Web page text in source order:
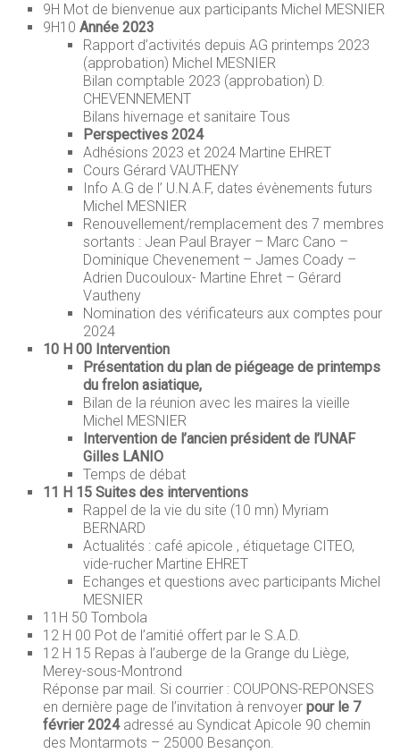
9H Mot de bienvenue aux participants Michel MESNIER
9H10Année 2023
Rapport d’activités depuis AG printemps 2023
(approbation) Michel MESNIER
Bilan comptable 2023 (approbation) D.
CHEVENNEMENT
Bilans hivernage et sanitaire Tous
Perspectives 2024
Adhésions 2023 et 2024 Martine EHRET
Cours Gérard VAUTHENY
Info A.G de l’ U.N.A.F, dates évènements futurs
Michel MESNIER
Renouvellement/remplacement des 7 membres
sortants : Jean Paul Brayer – Marc Cano –
Dominique Chevenement – James Coady –
Adrien Ducouloux- Martine Ehret – Gérard
Vautheny
Nomination des vérificateurs aux comptes pour
2024
10 H 00 Intervention
Présentation du plan de piégeage de printemps
du frelon asiatique,
Bilan de la réunion avec les maires la vieille
Michel MESNIER
Intervention de l’ancien président de l’UNAF
Gilles LANIO
Temps de débat
11 H 15 Suites des interventions
Rappel de la vie du site (10 mn) Myriam
BERNARD
Actualités : café apicole , étiquetage CITEO,
vide-rucher Martine EHRET
Echanges et questions avec participants Michel
MESNIER
11H 50 Tombola
12 H 00 Pot de l’amitié offert par le S.A.D.
12 H 15 Repas à l’auberge de la Grange du Liège,
Merey-sous-Montrond
Réponse par mail. Si courrier : COUPONS-REPONSES
en dernière page de l’invitation à renvoyerpour le 7
février 2024adressé au Syndicat Apicole 90 chemin
des Montarmots – 25000 Besançon.